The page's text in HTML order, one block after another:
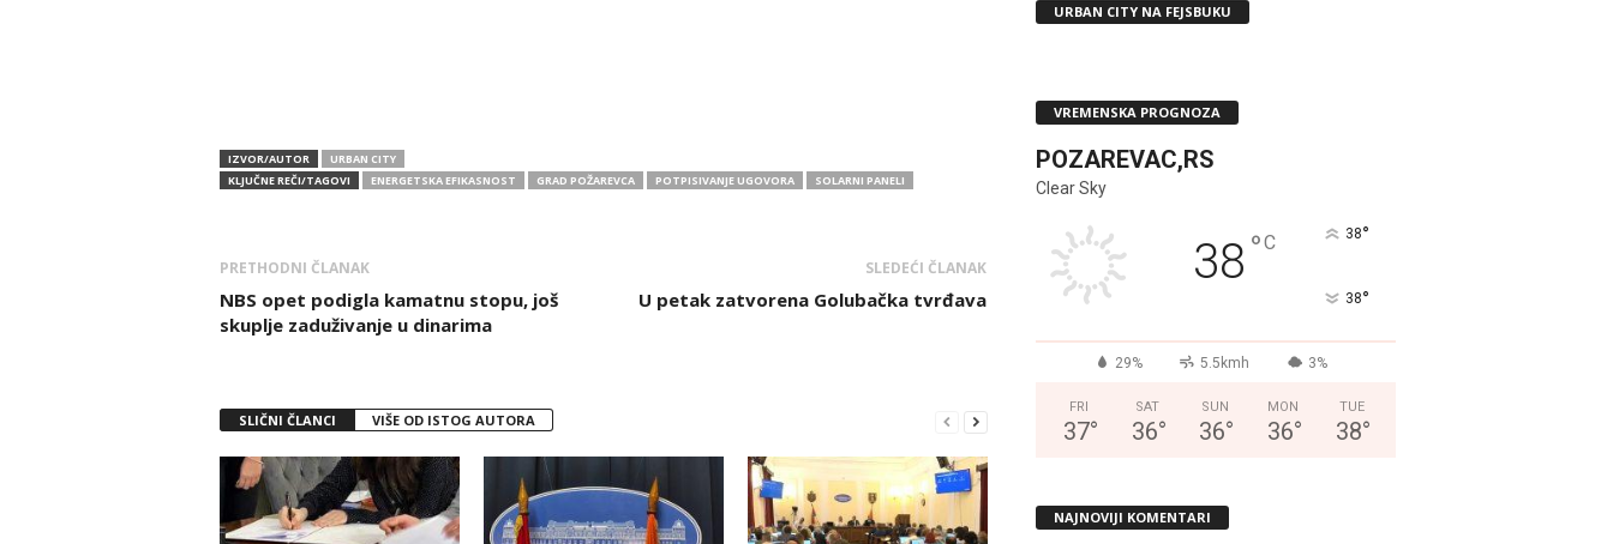
IZVOR/AUTOR
URBAN CITY
KLJUČNE REČI/TAGOVI
ENERGETSKA EFIKASNOST GRAD POŽAREVCA POTPISIVANJE UGOVORA SOLARNI PANELI
PRETHODNI ČLANAK
NBS opet podigla kamatnu stopu, još
skuplje zaduživanje u dinarima
SLEDEĆI ČLANAK
U petak zatvorena Golubačka tvrđava
SLIČNI ČLANCI VIŠE OD ISTOG AUTORA
URBAN CITY NA FEJSBUKU
VREMENSKA PROGNOZA
POZAREVAC,RS
Clear Sky
38 °C 38°
38°
29% 5.5kmh 3%
FRI
37°
SAT
36°
SUN
36°
MON
36°
TUE
38°
NAJNOVIJI KOMENTARI